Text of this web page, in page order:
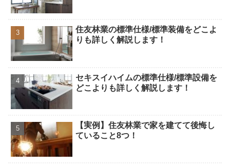
住友林業の標準仕様/標準装備をどこよ
りも詳しく解説します！
セキスイハイムの標準仕様/標準設備を
どこよりも詳しく解説します！
【実例】住友林業で家を建てて後悔し
ていること8つ！